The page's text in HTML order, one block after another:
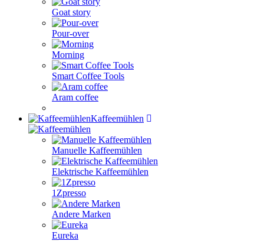
Goat story
Pour-over
Morning
Smart Coffee Tools
Aram coffee
Kaffeemühlen
Manuelle Kaffeemühlen
Elektrische Kaffeemühlen
1Zpresso
Andere Marken
Eureka